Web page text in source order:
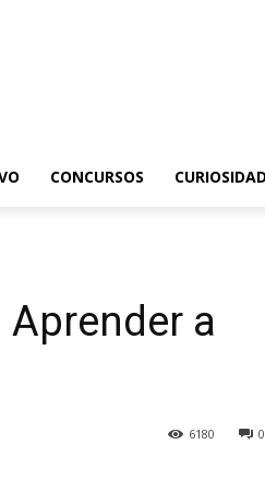
CONCURSOS
a
0
6180